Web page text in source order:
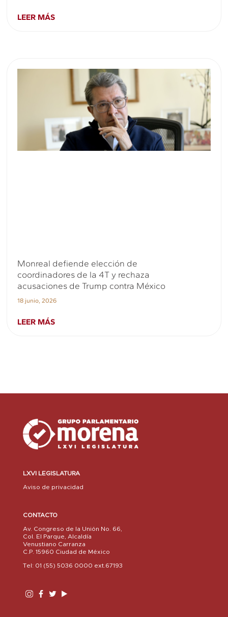
LEER MÁS
Monreal defiende elección de
coordinadores de la 4T y rechaza
acusaciones de Trump contra México
18 junio, 2026
LEER MÁS
LXVI LEGISLATURA
Aviso de privacidad
CONTACTO
Av. Congreso de la Unión No. 66,
Col. El Parque, Alcaldía
Venustiano Carranza
C.P. 15960 Ciudad de México
Tel: 01 (55) 5036 0000 ext.67193